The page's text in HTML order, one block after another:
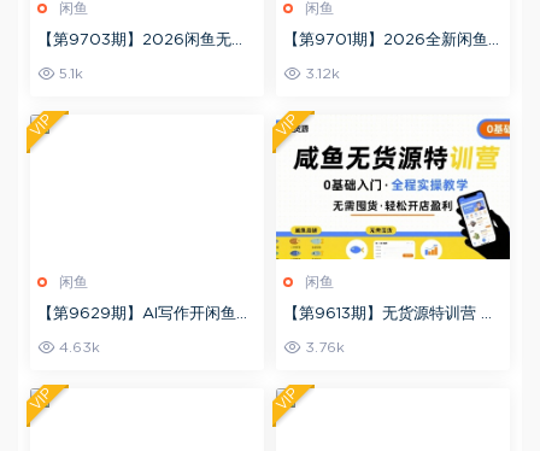
闲鱼
【第9703期】2026闲鱼无货
源实战教学，适配平台新规，零
5.1k
闲鱼
【第9701期】2026全新闲鱼
高阶陪跑课程，手把手带教，带
变现
3.12k
闲鱼
【第9629期】AI写作开闲鱼
店，一单5张，暴利风口项目，
4.63k
VIP
闲鱼
【第9613期】无货源特训营 0
基础带你玩转咸鱼无货源
3.76k
VIP
VIP VIP